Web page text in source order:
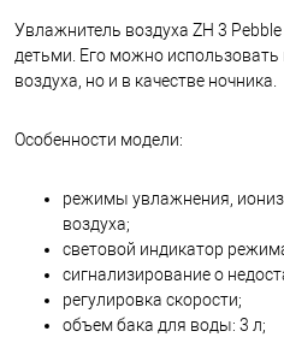
Увлажнитель воздуха ZH 3
детьми. Его можно
воздуха, но и в качестве ночника.
Особенности модели:
режимы увлажнения,
воздуха;
световой индикатор
сигнализирование о
регулировка скорости;
объем бака для воды: 3 л;